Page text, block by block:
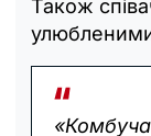
Також